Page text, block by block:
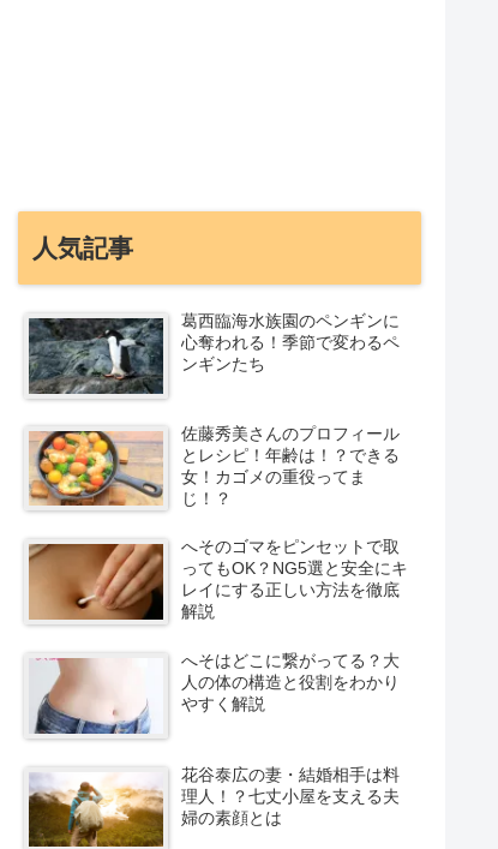
人気記事
葛西臨海水族園のペンギンに
心奪われる！季節で変わるペ
ンギンたち
佐藤秀美さんのプロフィール
とレシピ！年齢は！？できる
女！カゴメの重役ってま
じ！？
へそのゴマをピンセットで取
ってもOK？NG5選と安全にキ
レイにする正しい方法を徹底
解説
へそはどこに繋がってる？大
人の体の構造と役割をわかり
やすく解説
花谷泰広の妻・結婚相手は料
理人！？七丈小屋を支える夫
婦の素顔とは